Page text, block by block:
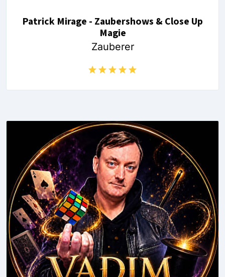
Patrick Mirage - Zaubershows & Close Up
Magie
Zauberer